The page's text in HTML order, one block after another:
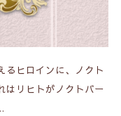
るヒロインに、ノクト
はリヒトがノクトバー